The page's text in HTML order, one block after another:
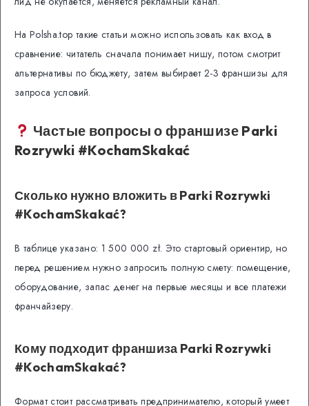
На Polsha.top такие статьи можно использовать как вход в
сравнение: читатель сначала понимает нишу, потом смотрит
альтернативы по бюджету, затем выбирает 2-3 франшизы для
запроса условий.
Частые вопросы о франшизе Parki
Rozrywki #KochamSkakać
Сколько нужно вложить в Parki Rozrywki
#KochamSkakać?
В таблице указано: 1 500 000 zł. Это стартовый ориентир, но
перед решением нужно запросить полную смету: помещение,
оборудование, запас денег на первые месяцы и все платежи
франчайзеру.
Кому подходит франшиза Parki Rozrywki
#KochamSkakać?
Формат стоит рассматривать предпринимателю, который умеет